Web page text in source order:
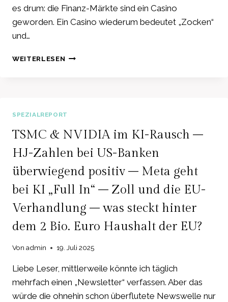
es drum: die Finanz-Märkte sind ein Casino
geworden. Ein Casino wiederum bedeutet „Zocken“
und…
WEITERLESEN ÖL
HOHE
BEI
AKTIEN
–
DEUTSCHER
AKTIENMARKT
VERLIERT
AN
–
HAT
ES
GESCHAFFT:
SPEZIALREPORT
TSMC & NVIDIA im KI-Rausch –
HJ-Zahlen bei US-Banken
überwiegend positiv – Meta geht
bei KI „Full In“ – Zoll und die EU-
Verhandlung – was steckt hinter
dem 2 Bio. Euro Haushalt der EU?
Von admin 19. Juli 2025
Liebe Leser, mittlerweile könnte ich täglich
mehrfach einen „Newsletter“ verfassen. Aber das
würde die ohnehin schon überflutete Newswelle nur